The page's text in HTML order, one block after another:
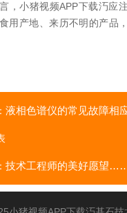
，小猪视频APP下载汅应
食用产地、来历不明的产品
液相色谱仪的常见故障相
技术工程师的美好愿望